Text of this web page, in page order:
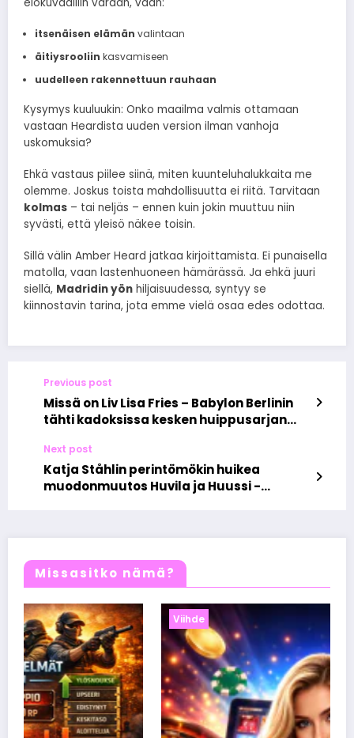
itsenäisen elämän valintaan
äitiysrooliin kasvamiseen
uudelleen rakennettuun rauhaan
Kysymys kuuluukin: Onko maailma valmis ottamaan
vastaan Heardista uuden version ilman vanhoja
uskomuksia?
Ehkä vastaus piilee siinä, miten kuunteluhalukkaita me
olemme. Joskus toista mahdollisuutta ei riitä. Tarvitaan
kolmas – tai neljäs – ennen kuin jokin muuttuu niin
syvästi, että yleisö näkee toisin.
Sillä välin Amber Heard jatkaa kirjoittamista. Ei punaisella
matolla, vaan lastenhuoneen hämärässä. Ja ehkä juuri
siellä, Madridin yön hiljaisuudessa, syntyy se
kiinnostavin tarina, jota emme vielä osaa edes odottaa.
Previous post
Missä on Liv Lisa Fries – Babylon Berlinin
tähti kadoksissa kesken huippusarjan
Next post
Katja Ståhlin perintömökin huikea
muodonmuutos Huvila ja Huussi -
Missasitko nämä?
Viihde